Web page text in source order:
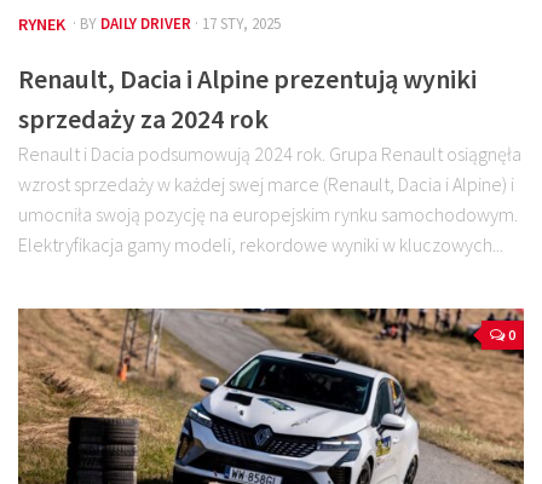
RYNEK · BY DAILY DRIVER · 17 STY, 2025
Renault, Dacia i Alpine prezentują wyniki
sprzedaży za 2024 rok
Renault i Dacia podsumowują 2024 rok. Grupa Renault osiągnęła
wzrost sprzedaży w każdej swej marce (Renault, Dacia i Alpine) i
umocniła swoją pozycję na europejskim rynku samochodowym.
Elektryfikacja gamy modeli, rekordowe wyniki w kluczowych...
0